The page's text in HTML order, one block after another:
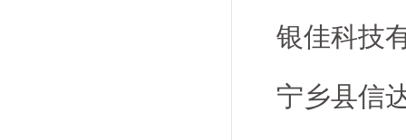
银佳科技
宁乡县信